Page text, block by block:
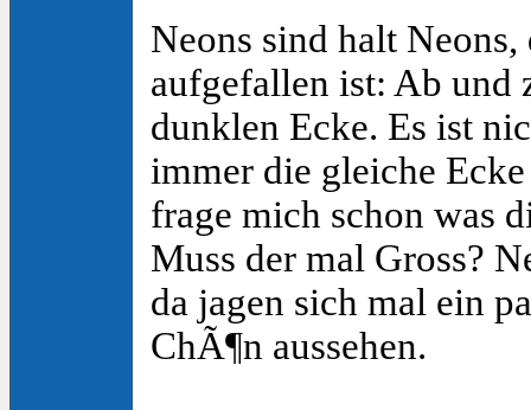
Neons sind halt
aufgefallen ist: Ab und
dunklen Ecke. Es ist
immer die gleiche
frage mich schon was
Muss der mal Gross?
da jagen sich mal ein
ChÃ¶n aussehen.